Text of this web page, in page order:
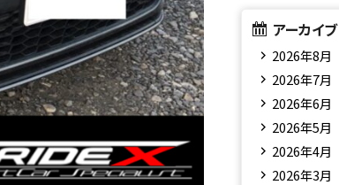
アーカイブ
2026年8月
2026年7月
2026年6月
2026年5月
2026年4月
2026年3月